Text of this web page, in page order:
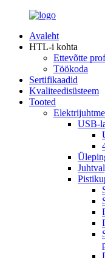
Avaleht
HTL-i kohta
Ettevõtte
Töökoda
Sertifikaadid
Kvaliteedisüsteem
Tooted
USB-